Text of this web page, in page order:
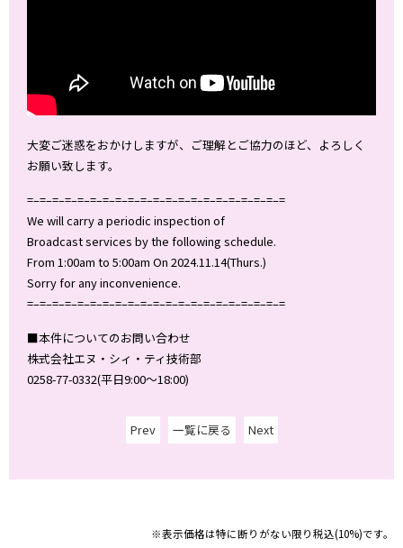
大変ご迷惑をおかけしますが、ご理解とご協力のほど、よろしく
お願い致します。
=–=–=–=–=–=–=–=–=–=–=–=–=–=–=–=–=–=–=–=–=
We will carry a periodic inspection of
Broadcast services by the following schedule.
From 1:00am to 5:00am On 2024.11.14(Thurs.)
Sorry for any inconvenience.
=–=–=–=–=–=–=–=–=–=–=–=–=–=–=–=–=–=–=–=–=
■本件についてのお問い合わせ
株式会社エヌ・シィ・ティ技術部
0258-77-0332(平日9:00～18:00)
Prev 一覧に戻る Next
※表示価格は特に断りがない限り税込(10%)です。